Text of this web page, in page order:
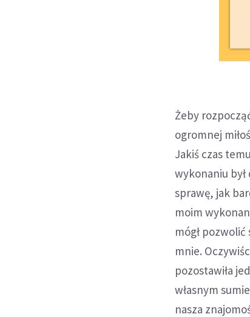
Żeby
ogromnej
Jakiś czas
wykonaniu był
sprawę, jak
moim
mógł
mnie.
pozostawiła
własnym
nasza